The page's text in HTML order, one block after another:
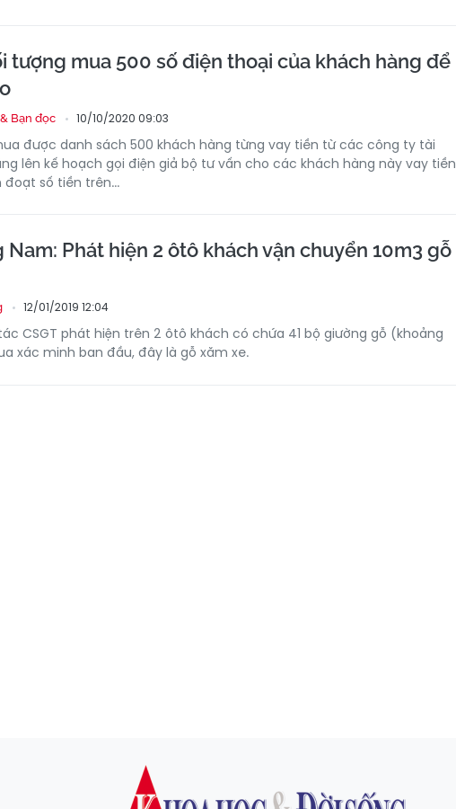
tượng mua 500 số điện thoại của khách hàng để
Bạn đọc 10/10/2020 09:03
được danh sách 500 khách hàng từng vay tiền từ các công ty tài
lên kế hoạch gọi điện giả bộ tư vấn cho các khách hàng này vay tiền
đoạt số tiền trên...
Nam: Phát hiện 2 ôtô khách vận chuyển 10m3 gỗ
12/01/2019 12:04
CSGT phát hiện trên 2 ôtô khách có chứa 41 bộ giường gỗ (khoảng
xác minh ban đầu, đây là gỗ xăm xe.